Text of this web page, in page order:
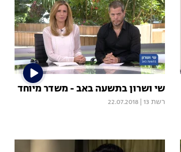
שי ושרון בתשעה באב - משדר מיוחד
רשת 13 22.07.2018